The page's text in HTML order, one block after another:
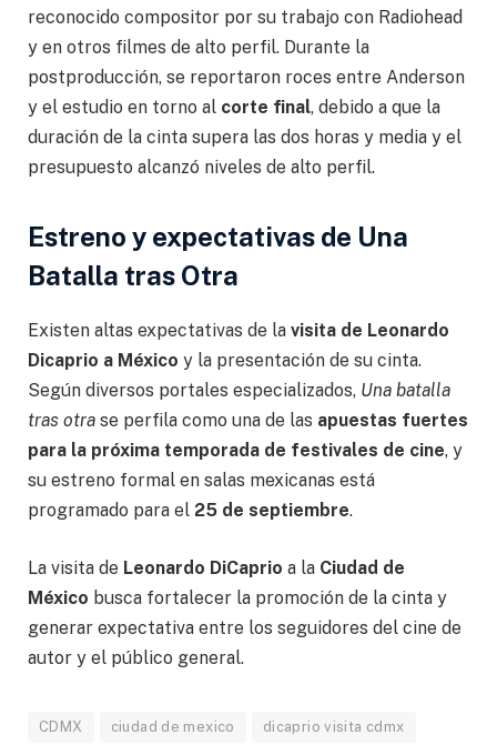
reconocido compositor por su trabajo con Radiohead
y en otros filmes de alto perfil. Durante la
postproducción, se reportaron roces entre Anderson
y el estudio en torno al corte final, debido a que la
duración de la cinta supera las dos horas y media y el
presupuesto alcanzó niveles de alto perfil.
Estreno y expectativas de Una
Batalla tras Otra
Existen altas expectativas de la visita de Leonardo
Dicaprio a México y la presentación de su cinta.
Según diversos portales especializados, Una batalla
tras otra se perfila como una de las apuestas fuertes
para la próxima temporada de festivales de cine, y
su estreno formal en salas mexicanas está
programado para el 25 de septiembre.
La visita de Leonardo DiCaprio a la Ciudad de
México busca fortalecer la promoción de la cinta y
generar expectativa entre los seguidores del cine de
autor y el público general.
CDMX ciudad de mexico dicaprio visita cdmx